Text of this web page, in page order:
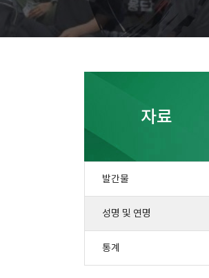
자료
발간물
성명 및 연명
통계